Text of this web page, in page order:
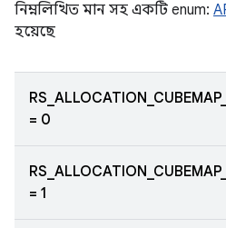
নিম্নলিখিত মান সহ একটি enum:
হয়েছে
= 0
= 1